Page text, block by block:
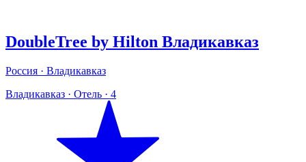
DoubleTree by Hilton Владикавказ
Россия · Владикавказ
Владикавказ · Отель · 4